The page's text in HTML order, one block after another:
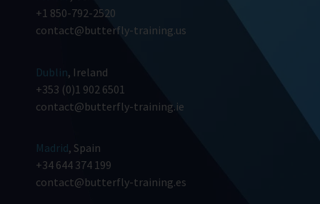
+1 850-792-2520
contact@butterfly-training.us
Dublin, Ireland
+353 (0)1 902 6501
contact@butterfly-training.ie
Madrid, Spain
+34 644 374 199
contact@butterfly-training.es